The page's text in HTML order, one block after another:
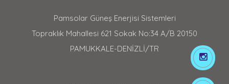
Pamsolar Güneş Enerjisi Sistemleri
Topraklık Mahallesi 621 Sokak No:34 A/B 20150
PAMUKKALE-DENİZLİ/TR